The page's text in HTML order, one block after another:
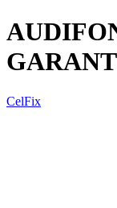
CelFix